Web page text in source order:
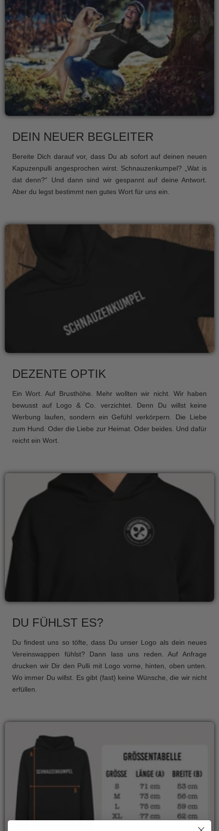
DEIN NEUER BEGLEITER
Bereite Dich darauf vor, dass Du ab sofort auf deinen neuen
Kapuzenpulli angesprochen wirst. Schnauzenkumpel? „Wat is
dat denn?“ Und dann sind wir gespannt auf deine Antwort.
Aber du legst bestimmt nen gutes Wort für uns ein.
DEZENTE OPTIK
Ein Wort. Auf Brusthöhe. Mehr wollten wir nicht. Wir haben
bewusst auf Logo & Co. verzichtet. Denn Du willst keine
Werbung laufen, sondern ein Gefühl verkörpern. Die Liebe
zum Hund. Oder die Liebe zur Heimat. Oder beides. Und dafür
reicht ein Wort.
DU FÜHLST ES?
Du findest uns so töfte, dass Du unser Logo als dein neues
Vereinswappen fühlst? Dann lass uns reden. Auf Anfrage
drucken wir Dir den Pulli mit Logo vorne, hinten, oben unten.
Wo immer Du willst. Es gibt (fast) keine Wünsche, die wir nicht
erfüllen.